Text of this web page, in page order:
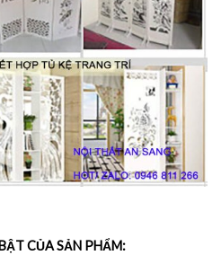
CỦA SẢN PHẨM: